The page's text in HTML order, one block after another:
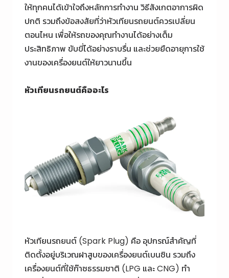
ให้ทุกคนได้เข้าใจถึงหลักการทำงาน วิธีสังเกตอาการผิด
ปกติ รวมถึงข้อสงสัยที่ว่าหัวเทียนรถยนต์ควรเปลี่ยน
ตอนไหน เพื่อให้รถของคุณทำงานได้อย่างเต็ม
ประสิทธิภาพ ขับขี่ได้อย่างราบรื่น และช่วยยืดอายุการใช้
งานของเครื่องยนต์ให้ยาวนานขึ้น
หัวเทียนรถยนต์คืออะไร
หัวเทียนรถยนต์ (Spark Plug) คือ อุปกรณ์สำคัญที่
ติดตั้งอยู่บริเวณฝาสูบของเครื่องยนต์เบนซิน รวมถึง
เครื่องยนต์ที่ใช้ก๊าซธรรมชาติ (LPG และ CNG) ทำ